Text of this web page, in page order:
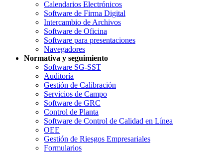
Calendarios Electrónicos
Software de Firma Digital
Intercambio de Archivos
Software de Oficina
Software para presentaciones
Navegadores
Normativa y seguimiento
Software SG-SST
Auditoría
Gestión de Calibración
Servicios de Campo
Software de GRC
Control de Planta
Software de Control de Calidad en Línea
OEE
Gestión de Riesgos Empresariales
Formularios